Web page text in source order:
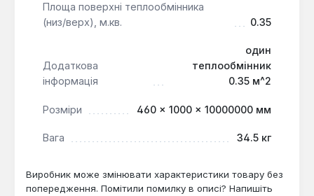
Площа поверхні теплообмінника
(низ/верх), м.кв.
0.35
Додаткова
інформація
один
теплообмінник
0.35 м^2
Розміри 460 × 1000 × 10000000 мм
Вага 34.5 кг
Виробник може змінювати характеристики товару без
попередження. Помітили помилку в описі? Напишіть